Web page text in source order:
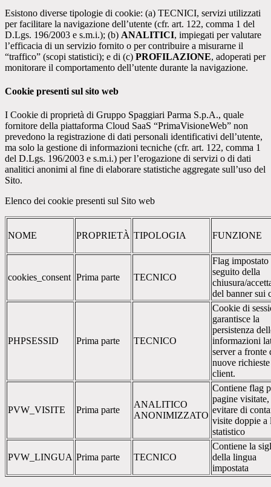
Esistono diverse tipologie di cookie: (a) TECNICI, servizi utilizzati
per facilitare la navigazione dell’utente (cfr. art. 122, comma 1 del
D.Lgs. 196/2003 e s.m.i.); (b) ANALITICI, impiegati per valutare
l’efficacia di un servizio fornito o per contribuire a misurarne il
“traffico” (scopi statistici); e di (c) PROFILAZIONE, adoperati per
monitorare il comportamento dell’utente durante la navigazione.
Cookie presenti sul sito web
I Cookie di proprietà di Gruppo Spaggiari Parma S.p.A., quale
fornitore della piattaforma Cloud SaaS “PrimaVisioneWeb” non
prevedono la registrazione di dati personali identificativi dell’utente,
ma solo la gestione di informazioni tecniche (cfr. art. 122, comma 1
del D.Lgs. 196/2003 e s.m.i.) per l’erogazione di servizi o di dati
analitici anonimi al fine di elaborare statistiche aggregate sull’uso del
Sito.
Elenco dei cookie presenti sul Sito web
NOME PROPRIETÀ TIPOLOGIA FUNZIONE
cookies_consent Prima parte TECNICO
Flag impostato
seguito della
chiusura/
del banner sui
PHPSESSID Prima parte TECNICO
Cookie di
garantisce la
persistenza
informazioni
server a fronte
nuove
client.
PVW_VISITE Prima parte
ANALITICO
ANONIMIZZATO
Contiene flag
pagine visitate,
evitare di
visite doppie a
statistico
PVW_LINGUA Prima parte TECNICO
Contiene la
della lingua
impostata